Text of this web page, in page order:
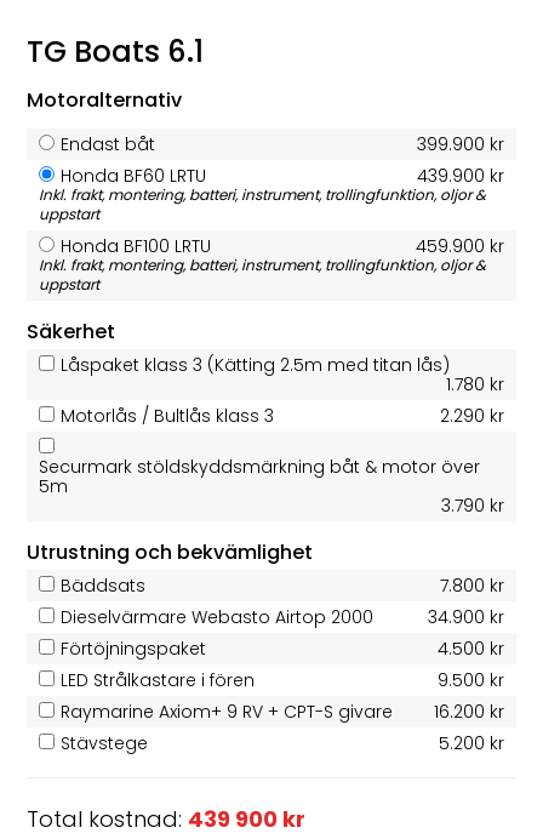
TG Boats 6.1
Motoralternativ
Endast båt
399.900 kr
Honda BF60 LRTU
439.900 kr
Inkl. frakt, montering, batteri, instrument, trollingfunktion, oljor &
uppstart
Honda BF100 LRTU 459.900 kr
Inkl. frakt, montering, batteri, instrument, trollingfunktion, oljor &
uppstart
Säkerhet
Låspaket klass 3 (Kätting 2.5m med titan lås)
1.780 kr
Motorlås / Bultlås klass 3
2.290 kr
Securmark stöldskyddsmärkning båt & motor över
5m
3.790 kr
Utrustning och bekvämlighet
Bäddsats
7.800 kr
Dieselvärmare Webasto Airtop 2000
34.900 kr
Förtöjningspaket
4.500 kr
LED Strålkastare i fören
9.500 kr
Raymarine Axiom+ 9 RV + CPT-S givare
16.200 kr
Stävstege
5.200 kr
Total kostnad: 439 900 kr